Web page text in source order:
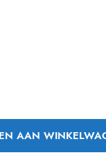
AAN